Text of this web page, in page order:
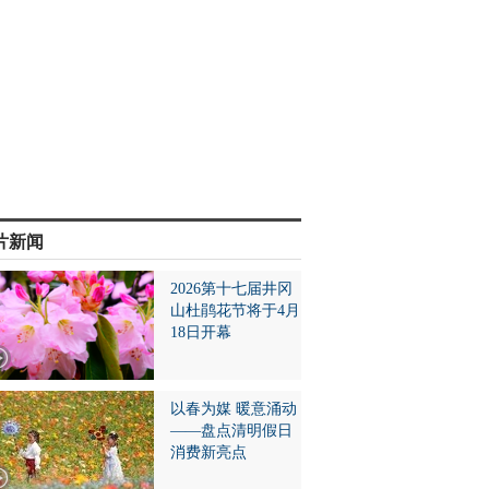
新闻
2026第十七届井冈
山杜鹃花节将于4月
18日开幕
以春为媒 暖意涌动
——盘点清明假日
消费新亮点